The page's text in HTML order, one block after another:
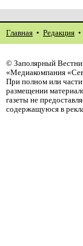
Главная • Редакция •
© Заполярный
«Медиакомпания
При полном или
размещении
газеты не
содержащуюся в